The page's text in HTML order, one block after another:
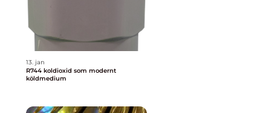
13. jan
R744 koldioxid som modernt
köldmedium